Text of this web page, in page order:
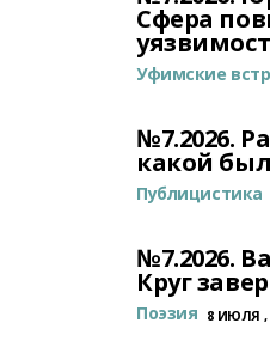
Сфера
Уфимские
№7.2026.
какой
Публицистика
№7.2026.
Круг
Поэзия 8 ИЮЛЯ ,